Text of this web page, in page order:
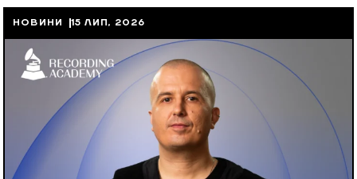
НОВИНИ 15 ЛИП, 2026